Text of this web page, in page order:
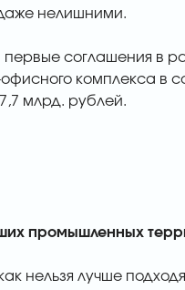
нелишними.
соглашения в
офисного комплекса в
млрд. рублей.
промышленных
нельзя лучше